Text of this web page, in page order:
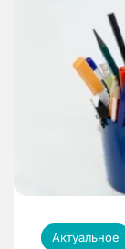
Актуальное